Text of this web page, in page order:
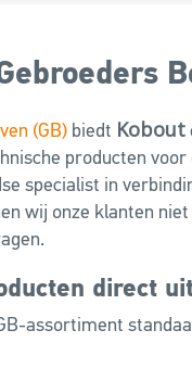
(GB) biedt Kobout
producten
specialist in
wij onze klanten
direct
assortiment